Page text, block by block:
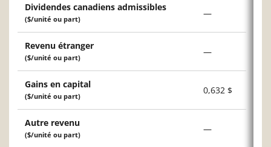
Dividendes canadiens admissibles
($/unité ou part)
—
Revenu étranger
($/unité ou part)
—
Gains en capital
($/unité ou part)
0,632 $
Autre revenu
($/unité ou part)
—